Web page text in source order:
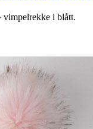
vimpelrekke i blått.